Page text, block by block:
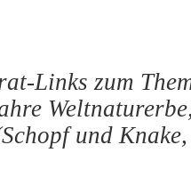
Links zum
und